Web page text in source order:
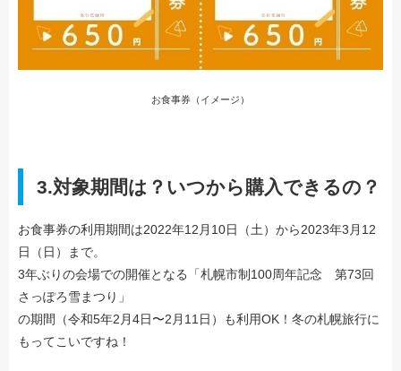
お食事券（イメージ）
3.対象期間は？いつから購入できるの？
お食事券の利用期間は2022年12月10日（土）から2023年3月12
日（日）まで。
3年ぶりの会場での開催となる「札幌市制100周年記念 第73回
さっぽろ雪まつり」
の期間（令和5年2月4日〜2月11日）も利用OK！冬の札幌旅行に
もってこいですね！